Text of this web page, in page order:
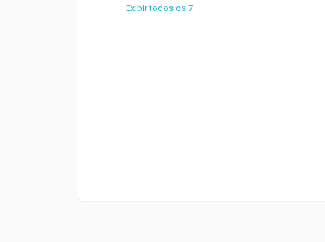
Exibir todos os 7